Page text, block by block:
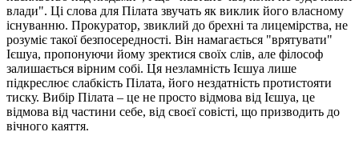
влади". Ці слова для Пілата звучать як виклик його власному
існуванню. Прокуратор, звиклий до брехні та лицемірства, не
розуміє такої безпосередності. Він намагається "врятувати"
Ієшуа, пропонуючи йому зректися своїх слів, але філософ
залишається вірним собі. Ця незламність Ієшуа лише
підкреслює слабкість Пілата, його нездатність протистояти
тиску. Вибір Пілата – це не просто відмова від Ієшуа, це
відмова від частини себе, від своєї совісті, що призводить до
вічного каяття.